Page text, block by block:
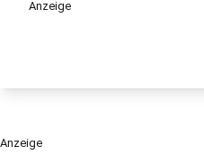
Anzeige
Anzeige